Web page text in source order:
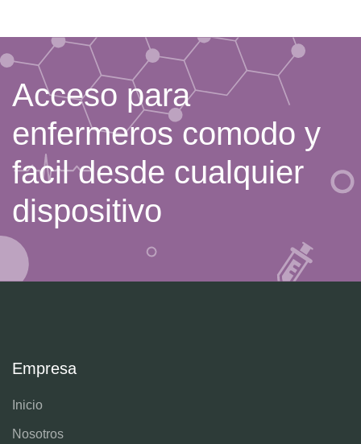
Acceso para
enfermeros comodo y
facil desde cualquier
dispositivo
Empresa
Inicio
Nosotros